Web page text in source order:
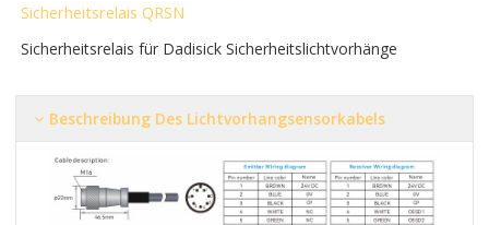
Sicherheitsrelais QRSN
Sicherheitsrelais für Dadisick Sicherheitslichtvorhänge
Beschreibung Des Lichtvorhangsensorkabels